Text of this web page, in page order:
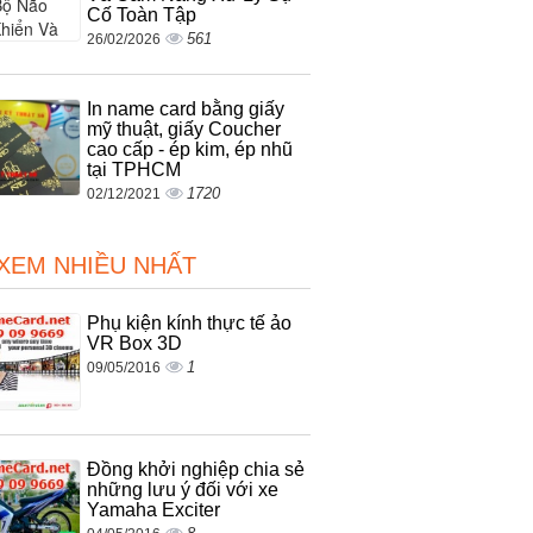
Cố Toàn Tập
26/02/2026 561
In name card bằng giấy
mỹ thuật, giấy Coucher
cao cấp - ép kim, ép nhũ
tại TPHCM
02/12/2021 1720
NHIỀU NHẤT
Phụ kiện kính thực tế ảo
VR Box 3D
09/05/2016 1
Đồng khởi nghiệp chia sẻ
những lưu ý đối với xe
Yamaha Exciter